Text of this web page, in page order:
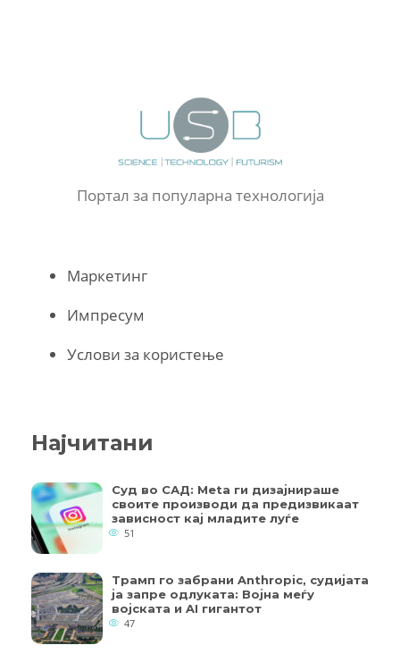
Портал за популарна технологија
Маркетинг
Импресум
Услови за користење
Најчитани
Суд во САД: Meta ги дизајнираше
своите производи да предизвикаат
зависност кај младите луѓе
51
Трамп го забрани Anthropic, судијата
ја запре одлуката: Војна меѓу
војската и AI гигантот
47